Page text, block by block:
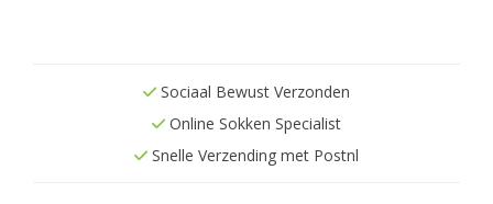
Sociaal Bewust Verzonden
Online Sokken Specialist
Snelle Verzending met Postnl